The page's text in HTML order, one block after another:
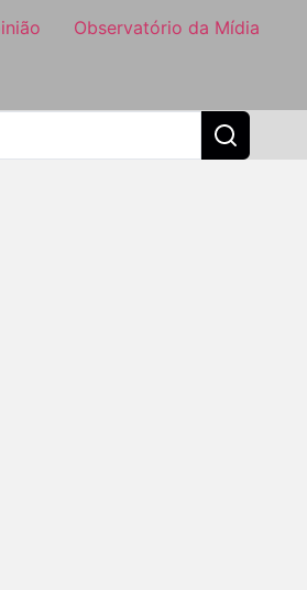
Observatório da Mídia